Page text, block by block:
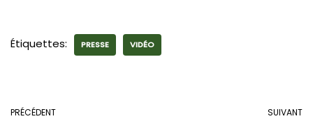
Étiquettes: PRESSE VIDÉO
PRÉCÉDENT SUIVANT